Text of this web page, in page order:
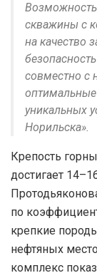
скважины с
на качество
совместно с
уникальных
Норильска».
Крепость
достигает
по
крепкие
нефтяных
комплекс